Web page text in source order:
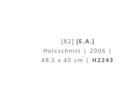
[82] [E.A.]
Holzschnitt | 2006 |
48,5 x 40 cm |
H2243